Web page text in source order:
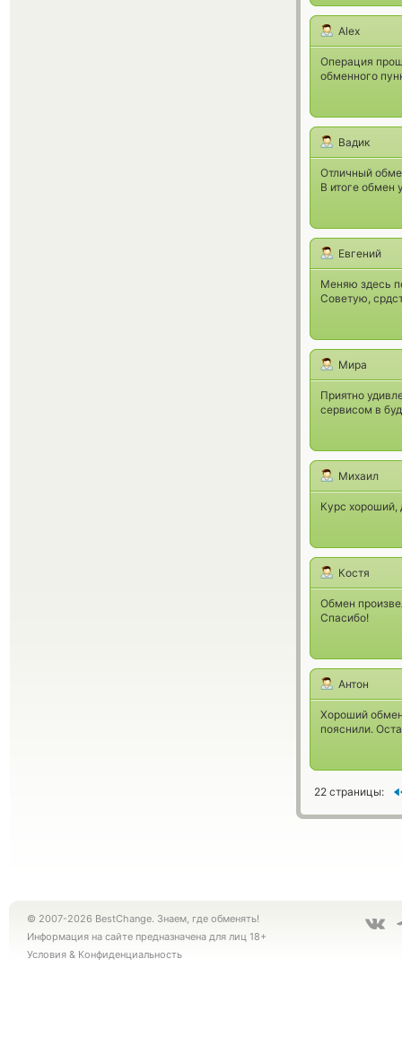
Alex
Операция
обменного
Вадик
Отличный
В итоге обмен
Евгений
Меняю здесь
Советую,
Мира
Приятно
сервисом в
Михаил
Курс хороший,
Костя
Обмен
Спасибо!
Антон
Хороший
пояснили.
22 страницы:
© 2007-2026 BestChange. Знаем, где обменять!
Информация на сайте предназначена для лиц 18+
Условия & Конфиденциальность